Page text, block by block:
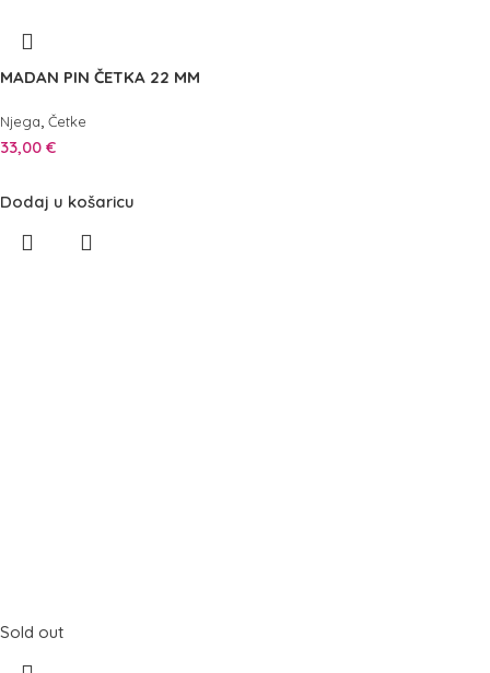
MADAN PIN ČETKA 22 MM
Njega, Četke
33,00 €
Dodaj u košaricu
Sold out